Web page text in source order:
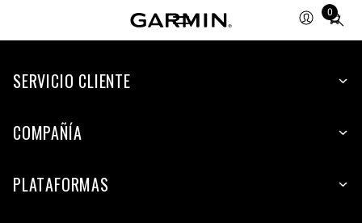
0
Total
items
cart:
SERVICIO CLIENTE
COMPAÑÍA
PLATAFORMAS